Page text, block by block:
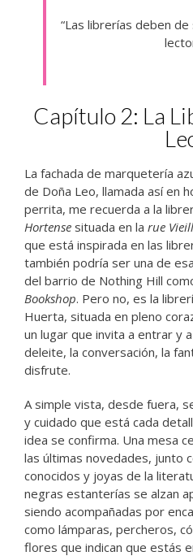
“Las librerías deben
Capítulo 2: La
La fachada de marquetería
de Doña Leo, llamada así en
perrita, me recuerda a la
Hortense situada en la rue
que está inspirada en las
también podría ser una de
del barrio de Nothing Hill
Bookshop. Pero no, es la
Huerta, situada en pleno
un lugar que invita a entrar y
deleite, la conversación, la
disfrute.
A simple vista, desde fuera,
y cuidado que está cada
idea se confirma. Una mesa
las últimas novedades, junto
conocidos y joyas de la
negras estanterías se alzan
siendo acompañadas por
como lámparas, percheros,
flores que indican que estás